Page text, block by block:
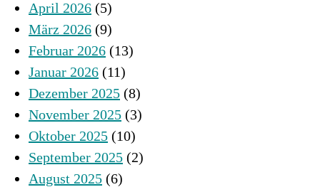
April 2026 (5)
März 2026 (9)
Februar 2026 (13)
Januar 2026 (11)
Dezember 2025 (8)
November 2025 (3)
Oktober 2025 (10)
September 2025 (2)
August 2025 (6)